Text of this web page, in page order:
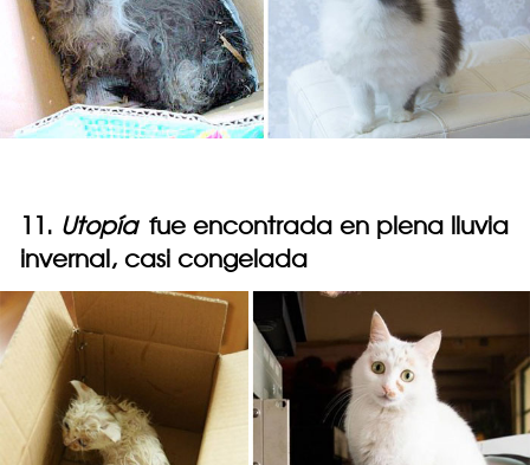
11. Utopía fue encontrada en plena lluvia
invernal, casi congelada